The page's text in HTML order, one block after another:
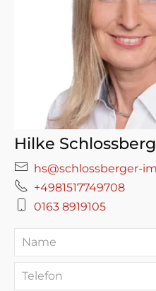
Hilke
hs@schlossberger-
+4981517749708
0163 8919105